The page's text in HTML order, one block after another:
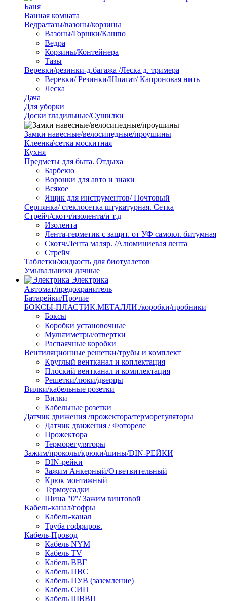
Баня
Ванная комната
Ведра/тазы/вазоны/корзины
Вазоны/Горшки/Кашпо
Ведра
Корзины/Контейнера
Тазы
Веревки/резинки-д.багажа /Леска д. тримера
Веревки/ Резинки/Шпагат/ Капроновая нить
Леска
Дача
Для уборки
Доски гладильные/Сушилки
Замки навесные/велосипедные/проушины
Клеенка\сетка москитная
Кухня
Предметы для быта. Отдыха
Барбекю
Воронки для авто и знаки
Всякое
Ящик для инструментов/ Почтовый
Серпянка/ стеклосетка штукатурная. Сетка
Стрейч/скотч/изолента/и т.д
Изолента
Лента-герметик с защит. от УФ самокл. битумная
Скотч/Лента маляр. /Алюминиевая лента
Стрейч
Таблетки/жидкость для биотуалетов
Умывальники дачные
Электрика
Автомат/предохранитель
Батарейки/Прочие
БОКСЫ-ПЛАСТИК.МЕТАЛЛИ./коробки/пробники
Боксы
Коробки установочные
Мультиметры/отвертки
Распаячные коробки
Вентиляционные решетки/трубы и комплект
Круглый вентканал и коплектация
Плоский вентканал и комплектация
Решетки/люки/дверцы
Вилки/кабельные розетки
Вилки
Кабельные розетки
Датчик движения /прожектора/терморегуляторы
Датчик движения / Фотореле
Прожектора
Терморегуляторы
Зажим/проколы/крюки/шины/DIN-РЕЙКИ
DIN-рейки
Зажим Анкерный/Ответвительный
Крюк монтажный
Термоусадки
Шина "0"/ Зажим винтовой
Кабель-канал/гофры
Кабель-канал
Труба гофриров.
Кабель-Провод
Кабель NYM
Кабель TV
Кабель ВВГ
Кабель ПВС
Кабель ПУВ (заземление)
Кабель СИП
Кабель ШВВП